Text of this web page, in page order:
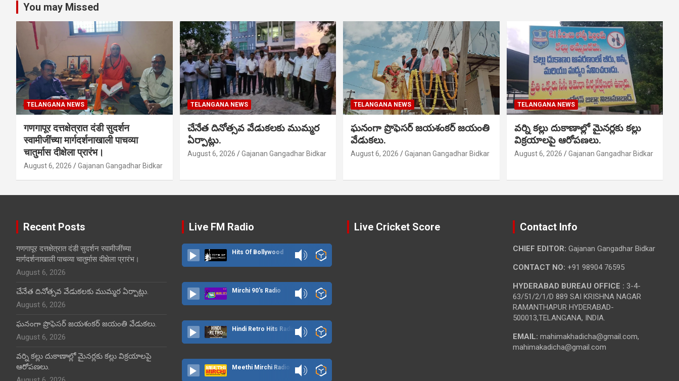
You may Missed
TELANGANA NEWS
गणगापूर दत्तक्षेत्रात दंडी सुदर्शन
स्वामीजींच्या मार्गदर्शनाखाली पाचव्या
चातुर्मास दीक्षेला प्रारंभ।
August 6, 2026 Gajanan Gangadhar Bidkar
TELANGANA NEWS
చేనేత దినోత్సవ వేడుకలకు ముమ్మర
ఏర్పాట్లు.
August 6, 2026 Gajanan Gangadhar Bidkar
TELANGANA NEWS
ఘనంగా ప్రొఫెసర్ జయశంకర్ జయంతి
వేడుకలు.
August 6, 2026 Gajanan Gangadhar Bidkar
TELANGANA NEWS
వర్ని కల్లు దుకాణాల్లో మైనర్లకు కల్లు
విక్రయాలపై ఆరోపణలు.
August 6, 2026 Gajanan Gangadhar Bidkar
Recent Posts
गणगापूर दत्तक्षेत्रात दंडी सुदर्शन स्वामीजींच्या
मार्गदर्शनाखाली पाचव्या चातुर्मास दीक्षेला प्रारंभ।
August 6, 2026
చేనేత దినోత్సవ వేడుకలకు ముమ్మర ఏర్పాట్లు.
August 6, 2026
ఘనంగా ప్రొఫెసర్ జయశంకర్ జయంతి వేడుకలు.
August 6, 2026
వర్ని కల్లు దుకాణాల్లో మైనర్లకు కల్లు విక్రయాలపై
ఆరోపణలు.
Live FM Radio
Hits Of Bollywood
Mirchi 90's Radio
Hindi Retro Hits Radio
Meethi Mirchi Radio
Live Cricket Score Contact Info
CHIEF EDITOR: Gajanan Gangadhar Bidkar
CONTACT NO: +91 98904 76595
HYDERABAD BUREAU OFFICE : 3-4-
63/51/2/1/D 889 SAI KRISHNA NAGAR
RAMANTHAPUR HYDERABAD-
500013,TELANGANA, INDIA.
EMAIL: mahimakhadicha@gmail.com,
mahimakadicha@gmail.com